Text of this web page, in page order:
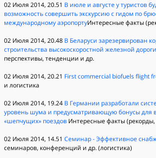
02 Июля 2014, 20.51 В июле и августе у туристов
возможность совершить экскурсию с гидом по
международному аэропортуИнтересные факты
02 Июля 2014, 20.48 В Беларуси зарезервирован
строительства высокоскоростной железной дороги
перспективы, тенденции и др.
02 Июля 2014, 20.21 First commercial biofuels flight
и логистика
02 Июля 2014, 19.24 В Германии разработали
уровень шума и предусматривающую бонусы для
«шепчущих» поездов Интересные факты (рекорды,
02 Июля 2014, 14.51 Семинар - Эффективное
семинаров, конференций и др. (логистика)